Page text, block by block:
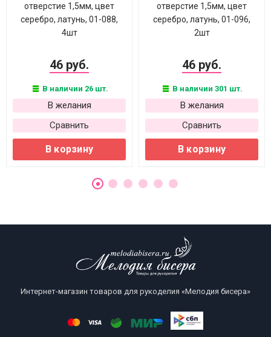
отверстие 1,5мм, цвет
серебро, латунь, 01-088,
4шт
46 руб.
В наличии 26 шт.
В желания
Сравнить
В корзину
отверстие 1,5мм, цвет
серебро, латунь, 01-096,
2шт
46 руб.
В наличии 301 шт.
В желания
Сравнить
В корзину
Интернет-магазин товаров для рукоделия «Мелодия бисера»